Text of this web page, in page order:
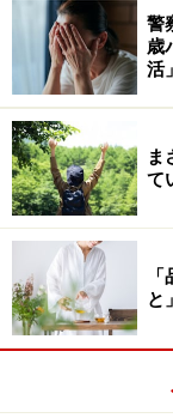
「サバサ
ケ」。モラ
「ワタシってサ
たいことばかり
を傷つけてしま
してるから、は
ながら、堂々と
とで、友情を壊
ちなみに、この
前置きしながら
警
歳
活」
ま
て
と